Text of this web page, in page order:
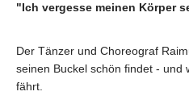
"Ich vergesse meinen Körper
Der Tänzer und Choreograf
seinen Buckel schön findet - und
fährt.